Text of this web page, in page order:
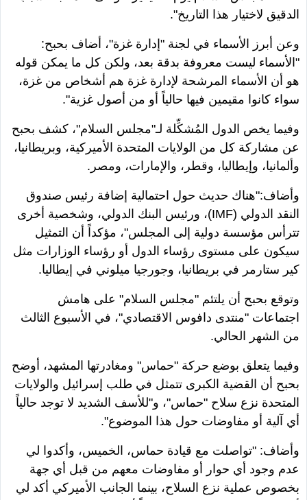
الدقيق لاختيار هذا التاريخ".
وعن أبرز الأسماء في لجنة " إدارة غزة"، أضاف بحبح:
" الأسماء ليست معروفة بدقة بعد، ولكن كل ما يمكن قوله
هو أن الأسماء المرشحة لإدارة غزة هم أشخاص من غزة،
سواء كانوا مقيمين فيها حالياً أو من أصول غزية".
وفيما يخص الدول المُشكِّلة لـ"مجلس السلام"، كشف بحبح
عن مشاركة كل من الولايات المتحدة الأميركية، وبريطانيا،
وألمانيا، وإيطاليا، وقطر، والإمارات، ومصر.
وأضاف:"هناك حديث حول احتمالية إضافة رئيس صندوق
النقد الدولي (IMF
)، ورئيس البنك الدولي، وشخصية أخرى
تترأس مؤسسة دولية إلى المجلس"، مؤكداً أن التمثيل
سيكون على مستوى رؤساء الدول أو رؤساء الوزارات مثل
كير ستارمر في بريطانيا، وجورجيا ميلوني في إيطاليا.
وتوقع بحبح أن يلتئم "مجلس السلام" على هامش
اجتماعات "منتدى دافوس الاقتصادي"، في الأسبوع الثالث
من الشهر الحالي.
وفيما يتعلق بوضع حركة "حماس" ومغادرتها المشهد، أوضح
بحبح أن القضية الكبرى تتمثل في طلب إسرائيل والولايات
المتحدة نزع سلاح "حماس"، و"للأسف الشديد لا توجد حالياً
أي آلية أو مفاوضات حول هذا الموضوع".
وأضاف: "تواصلت مع قيادة حماس، الخميس، وأكدوا لي
عدم وجود أي حوار أو مفاوضات معهم من قبل أي جهة
بخصوص عملية نزع السلاح، بينما الجانب الأميركي أكد لي